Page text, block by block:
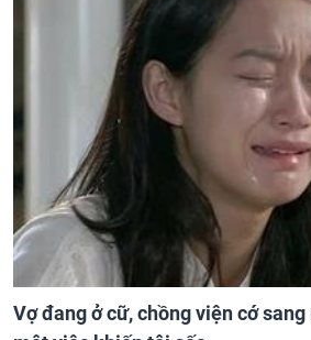
Vợ đang ở cữ, chồng viện cớ